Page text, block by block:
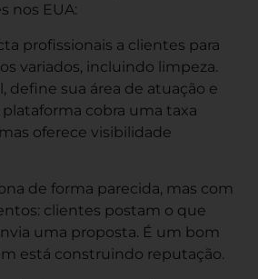
nos EUA:
profissionais a clientes para
variados, incluindo limpeza.
define sua área de atuação e
cobra uma taxa
oferece visibilidade
de forma parecida, mas com
clientes postam o que
uma proposta. É um bom
está construindo reputação.